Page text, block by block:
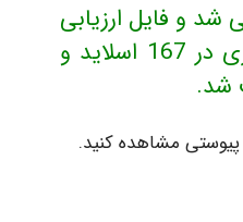
شد و فایل ارزیابی
ریسک دکتر امیدواری در 167 اسلاید و
پیوستی مشاهده کنید.